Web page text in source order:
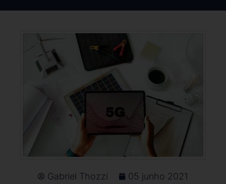
Gabriel Thozzi 05 junho 2021